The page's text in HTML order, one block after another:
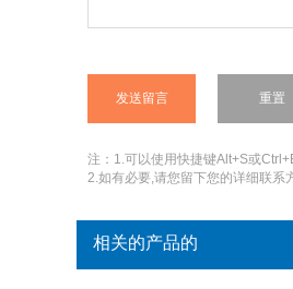
注：1.可以使用快捷键Alt+S或
2.如有必要,请您留下您的详细联系
相关的产品的